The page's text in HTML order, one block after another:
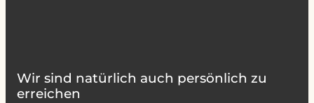
Wir sind natürlich auch persönlich zu
erreichen